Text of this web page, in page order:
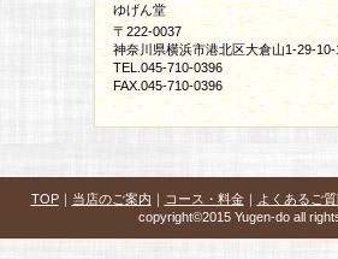
ゆげん堂
〒222-0037
神奈川県横浜市港北区大倉山1-29-10-
TEL.045-710-0396
FAX.045-710-0396
→アクセス
TOP｜ 当店のご案内 ｜ コース・料金｜ よくあるご
copyright©2015 Yugen-do all